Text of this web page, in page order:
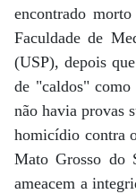
encontrado
Faculdade de
(USP), depois
de "caldos"
não havia provas
homicídio contra
Mato Grosso do
ameacem a